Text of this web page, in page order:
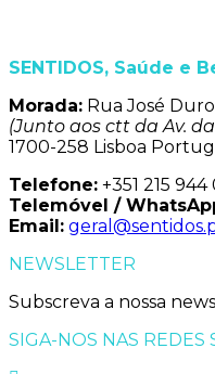
SENTIDOS, Saúde e
Morada: Rua José
(Junto aos ctt da Av.
1700-258 Lisboa
Telefone: +351 215
Telemóvel /
Email:
NEWSLETTER
Subscreva a nossa
SIGA-NOS NAS REDES